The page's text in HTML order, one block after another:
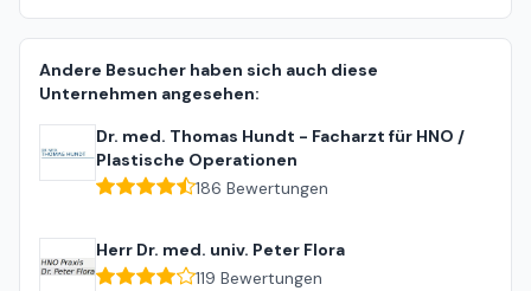
Andere Besucher haben sich auch diese
Unternehmen angesehen:
Dr. med. Thomas Hundt - Facharzt für HNO /
Plastische Operationen
186 Bewertungen
Herr Dr. med. univ. Peter Flora
119 Bewertungen